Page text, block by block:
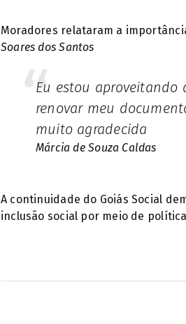
Moradores relataram a
Soares dos Santos
Eu estou aproveitando de tudo e a gente precisa disso. Já fui
renovar meu
muito agradecida
Márcia de Souza Caldas
A continuidade do Goiás Social
inclusão social por meio de